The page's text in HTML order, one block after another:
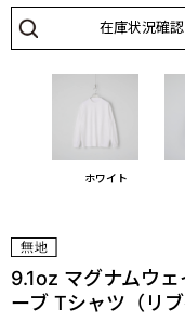
在庫状況確認
ホワイト
9.1oz マグナムウ
ーブ Tシャツ（リブ